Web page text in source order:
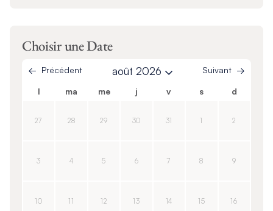
Choisir une Date
Précédent août 2026 Suivant
l ma me j v s d
27 28 29 30 31 1 2
3 4 5 6 7 8 9
10 11 12 13 14 15 16